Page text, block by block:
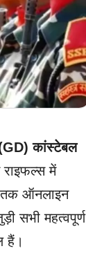
कांस्टेबल
में
तक ऑनलाइन
सभी महत्वपूर्ण
हैं।